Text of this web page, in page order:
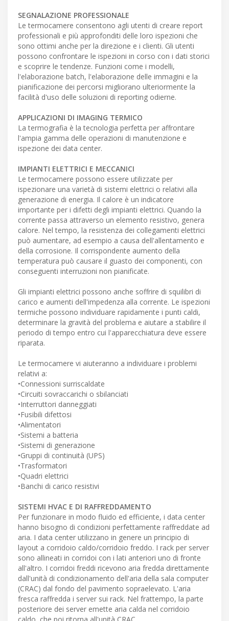
SEGNALAZIONE PROFESSIONALE
Le termocamere consentono agli utenti di creare report
professionali e più approfonditi delle loro ispezioni che
sono ottimi anche per la direzione e i clienti. Gli utenti
possono confrontare le ispezioni in corso con i dati storici
e scoprire le tendenze. Funzioni come i modelli,
l'elaborazione batch, l'elaborazione delle immagini e la
pianificazione dei percorsi migliorano ulteriormente la
facilità d'uso delle soluzioni di reporting odierne.
APPLICAZIONI DI IMAGING TERMICO
La termografia è la tecnologia perfetta per affrontare
l'ampia gamma delle operazioni di manutenzione e
ispezione dei data center.
IMPIANTI ELETTRICI E MECCANICI
Le termocamere possono essere utilizzate per
ispezionare una varietà di sistemi elettrici o relativi alla
generazione di energia. Il calore è un indicatore
importante per i difetti degli impianti elettrici. Quando la
corrente passa attraverso un elemento resistivo, genera
calore. Nel tempo, la resistenza dei collegamenti elettrici
può aumentare, ad esempio a causa dell'allentamento e
della corrosione. Il corrispondente aumento della
temperatura può causare il guasto dei componenti, con
conseguenti interruzioni non pianificate.
Gli impianti elettrici possono anche soffrire di squilibri di
carico e aumenti dell'impedenza alla corrente. Le ispezioni
termiche possono individuare rapidamente i punti caldi,
determinare la gravità del problema e aiutare a stabilire il
periodo di tempo entro cui l'apparecchiatura deve essere
riparata.
Le termocamere vi aiuteranno a individuare i problemi
relativi a:
•Connessioni surriscaldate
•Circuiti sovraccarichi o sbilanciati
•Interruttori danneggiati
•Fusibili difettosi
•Alimentatori
•Sistemi a batteria
•Sistemi di generazione
•Gruppi di continuità (UPS)
•Trasformatori
•Quadri elettrici
•Banchi di carico resistivi
SISTEMI HVAC E DI RAFFREDDAMENTO
Per funzionare in modo fluido ed efficiente, i data center
hanno bisogno di condizioni perfettamente raffreddate ad
aria. I data center utilizzano in genere un principio di
layout a corridoio caldo/corridoio freddo. I rack per server
sono allineati in corridoi con i lati anteriori uno di fronte
all'altro. I corridoi freddi ricevono aria fredda direttamente
dall'unità di condizionamento dell'aria della sala computer
(CRAC) dal fondo del pavimento sopraelevato. L'aria
fresca raffredda i server sui rack. Nel frattempo, la parte
posteriore dei server emette aria calda nel corridoio